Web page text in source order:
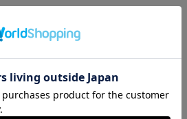
/ブルー ネックレス：シルバー 春
軽い羽織りとcuoo上下のスタイリン